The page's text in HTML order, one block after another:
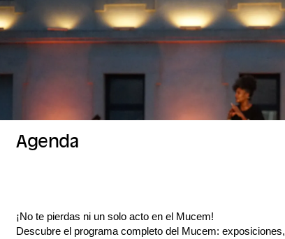
Agenda
¡No te pierdas ni un solo acto en el Mucem!
Descubre el programa completo del Mucem: exposiciones,